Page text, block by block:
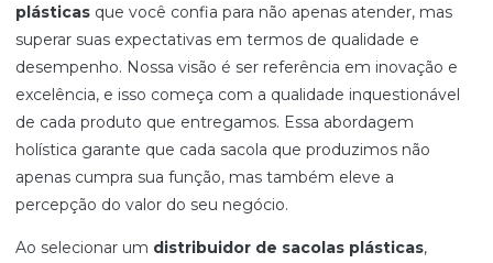
plásticas que você confia para não apenas atender, mas
superar suas expectativas em termos de qualidade e
desempenho. Nossa visão é ser referência em inovação e
excelência, e isso começa com a qualidade inquestionável
de cada produto que entregamos. Essa abordagem
holística garante que cada sacola que produzimos não
apenas cumpra sua função, mas também eleve a
percepção do valor do seu negócio.
Ao selecionar um distribuidor de sacolas plásticas,